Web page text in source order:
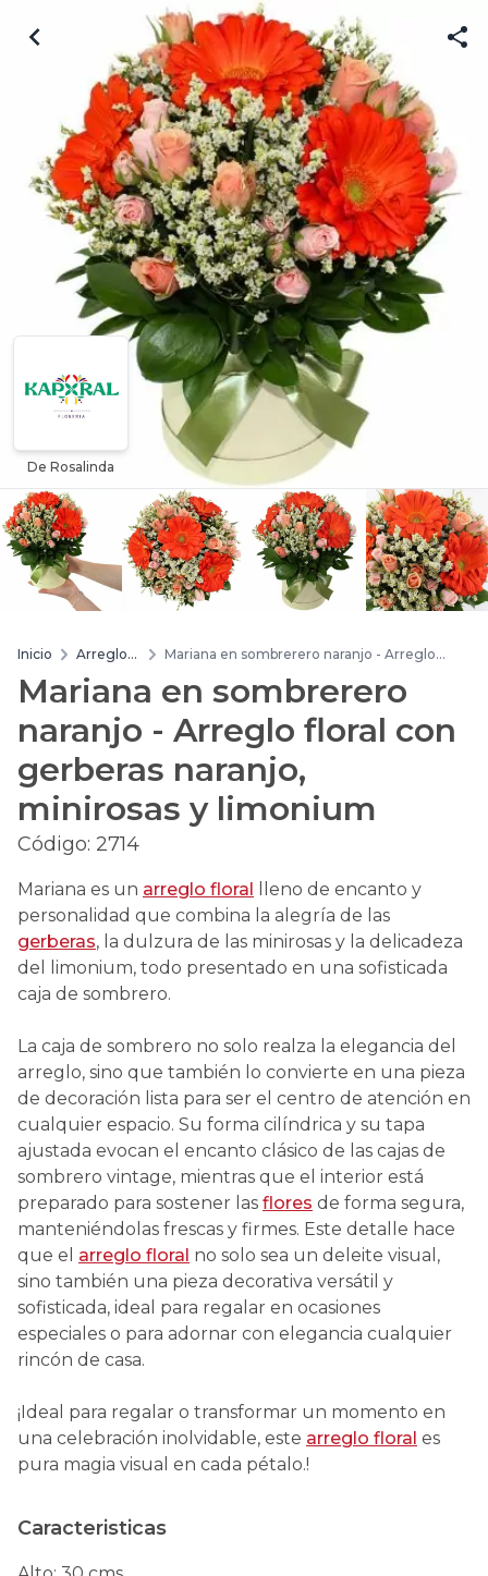
De Rosalinda
Inicio
Arreglos
Mariana en sombrerero naranjo - Arreglo
limonium
Mariana en sombrerero
naranjo - Arreglo floral con
gerberas naranjo,
minirosas y limonium
Código: 2714
Mariana es un arreglo floral lleno de encanto y
personalidad que combina la alegría de las
gerberas, la dulzura de las minirosas y la delicadeza
del limonium, todo presentado en una sofisticada
caja de sombrero.
La caja de sombrero no solo realza la elegancia del
arreglo, sino que también lo convierte en una pieza
de decoración lista para ser el centro de atención en
cualquier espacio. Su forma cilíndrica y su tapa
ajustada evocan el encanto clásico de las cajas de
sombrero vintage, mientras que el interior está
preparado para sostener las flores de forma segura,
manteniéndolas frescas y firmes. Este detalle hace
que el arreglo floral no solo sea un deleite visual,
sino también una pieza decorativa versátil y
sofisticada, ideal para regalar en ocasiones
especiales o para adornar con elegancia cualquier
rincón de casa.
¡Ideal para regalar o transformar un momento en
una celebración inolvidable, este arreglo floral es
pura magia visual en cada pétalo.!
Caracteristicas